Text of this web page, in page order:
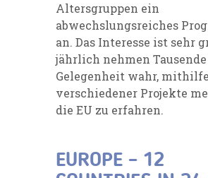
Altersgruppen ein
abwechslungsreiches
an. Das Interesse ist sehr
jährlich nehmen
Gelegenheit wahr, mithilfe
verschiedener Projekte
die EU zu erfahren.
EUROPE – 12